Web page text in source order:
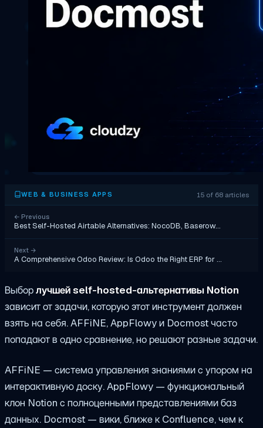
WEB & BUSINESS APPS 15 of 68 articles
← Previous
Best Self-Hosted Airtable Alternatives: NocoDB, Baserow…
Next →
A Comprehensive Odoo Review: Is Odoo the Right ERP for …
Выборлучшей self-hosted-альтернативы Notion
зависит от задачи, которую этот инструмент должен
взять на себя. AFFiNE, AppFlowy и Docmost часто
попадают в одно сравнение, но решают разные задачи.
AFFiNE — система управления знаниями с упором на
интерактивную доску. AppFlowy — функциональный
клон Notion с полноценными представлениями баз
данных. Docmost — вики, ближе к Confluence, чем к